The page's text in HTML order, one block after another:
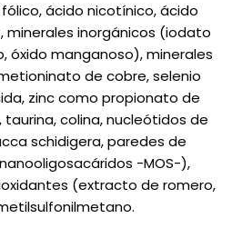
fólico, ácido nicotínico, ácido
inorgánicos (iodato
óxido manganoso), minerales
de cobre, selenio
zinc como propionato de
colina, nucleótidos de
schidigera, paredes de
-MOS-),
(extracto de romero,